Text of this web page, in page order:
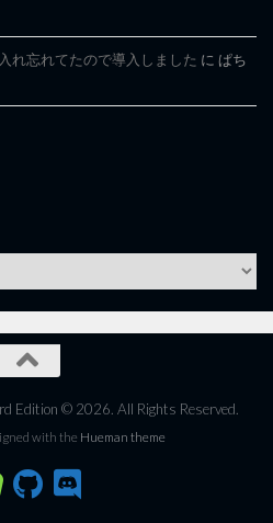
れ忘れてたので導入しました に ぱち
Edition © 2026. All Rights Reserved.
with the Hueman theme